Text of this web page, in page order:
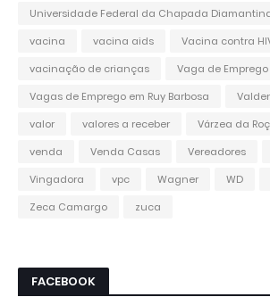
Universidade Federal da Chapada
vacina
vacina aids Vacina contra
vacinação de crianças
Vaga de Emprego
Vagas de Emprego em Ruy Barbosa
valor
valores a receber Várzea da
venda
Venda Casas Vereadores
Vingadora
vpc Wagner WD
Zeca Camargo
zuca
FACEBOOK